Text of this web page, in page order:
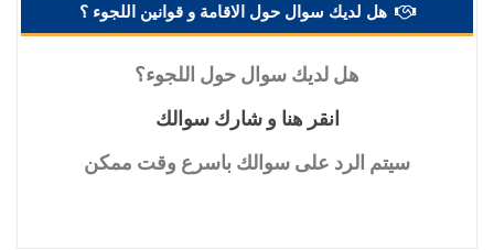
هل لديك سوال حول الاقامة و قوانين اللجوء ؟
هل لديك سوال حول اللجوء؟
انقر هنا و شارك سوالك
سيتم الرد على سوالك باسرع وقت ممكن